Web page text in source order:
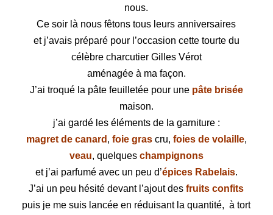
nous.
Ce soir là nous fêtons tous leurs anniversaires
et j’avais préparé pour l’occasion cette tourte du
célèbre charcutier Gilles Vérot
aménagée à ma façon.
J’ai troqué la pâte feuilletée pour une pâte brisée
maison.
j’ai gardé les éléments de la garniture :
magret de canard , foie grascru, foies de volaille,
veau, quelques champignons
et j’ai parfumé avec un peu d’épices Rabelais.
J’ai un peu hésité devant l’ajout desfruits confits
puis je me suis lancée en réduisant la quantité, à tort